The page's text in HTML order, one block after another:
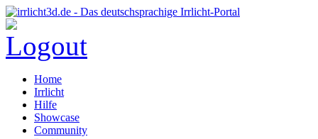
Home
Irrlicht
Hilfe
Showcase
Community